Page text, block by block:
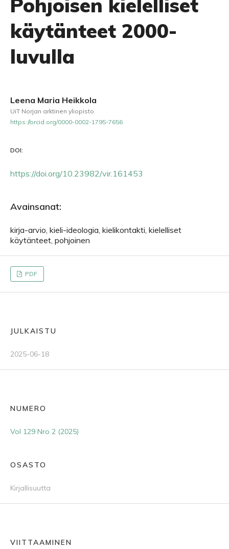
Pohjoisen kielelliset
käytänteet 2000-
luvulla
Leena Maria Heikkola
UiT Norjan arktinen yliopisto
https://orcid.org/0000-0002-1795-7656
DOI:
https://doi.org/10.23982/vir.161453
Avainsanat:
kirja-arvio, kieli-ideologia, kielikontakti, kielelliset
käytänteet, pohjoinen
PDF
JULKAISTU
2025-06-18
NUMERO
Vol 129 Nro 2 (2025)
OSASTO
Kirjallisuutta
VIITTAAMINEN